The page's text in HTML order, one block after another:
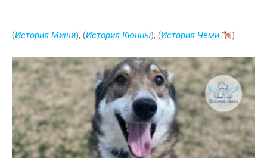
(История Миши), (История Кюнны), (История Чеми )